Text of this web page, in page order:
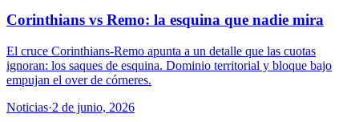
Corinthians vs Remo: la esquina que nadie mira
El cruce Corinthians-Remo apunta a un detalle que las cuotas
ignoran: los saques de esquina. Dominio territorial y bloque bajo
empujan el over de córneres.
Noticias·2 de junio, 2026